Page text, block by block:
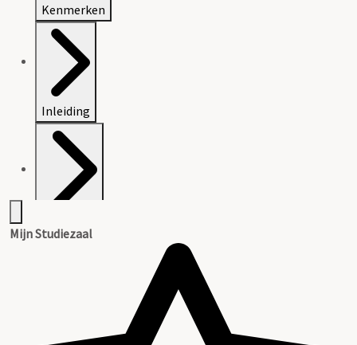
Kenmerken
Inleiding
Mijn Studiezaal